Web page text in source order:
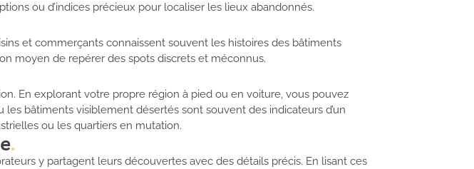
ou d’indices précieux pour localiser les lieux abandonnés.
et commerçants connaissent souvent les histoires des bâtiments
moyen de repérer des spots discrets et méconnus.
En explorant votre propre région à pied ou en voiture, vous pouvez
bâtiments visiblement désertés sont souvent des indicateurs d’un
ou les quartiers en mutation.
y partagent leurs découvertes avec des détails précis. En lisant ces